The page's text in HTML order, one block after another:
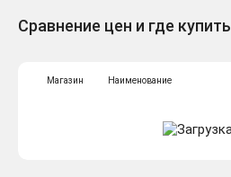
Сравнение цен и где купить
Магазин Наименование